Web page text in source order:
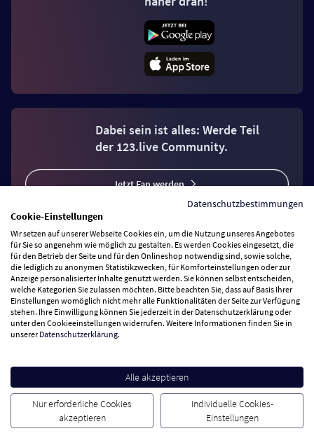
Dabei sein ist alles: Werde Teil
der 123.live Community.
Jetzt Fan werden
Vertrag widerrufen
Zahlungsarten
Besuchen Sie uns
Datenschutzbestimmungen
Cookie-Einstellungen
Wir setzen auf unserer Webseite Cookies ein, um die Nutzung unseres Angebotes
für Sie so angenehm wie möglich zu gestalten. Es werden Cookies eingesetzt, die
für den Betrieb der Seite und für den Onlineshop notwendig sind, sowie solche,
die lediglich zu anonymen Statistikzwecken, für Komforteinstellungen oder zur
Anzeige personalisierter Inhalte genutzt werden. Sie können selbst entscheiden,
welche Kategorien Sie zulassen möchten. Bitte beachten Sie, dass auf Basis Ihrer
Einstellungen womöglich nicht mehr alle Funktionalitäten der Seite zur Verfügung
stehen. Ihre Einwilligung können Sie jederzeit in der Datenschutzerklärung oder
unter den Cookieeinstellungen widerrufen. Weitere Informationen finden Sie in
unsererDatenschutzerklärung.
Alle akzeptieren
Nur erforderliche Cookies
akzeptieren
Individuelle Cookies-
Einstellungen